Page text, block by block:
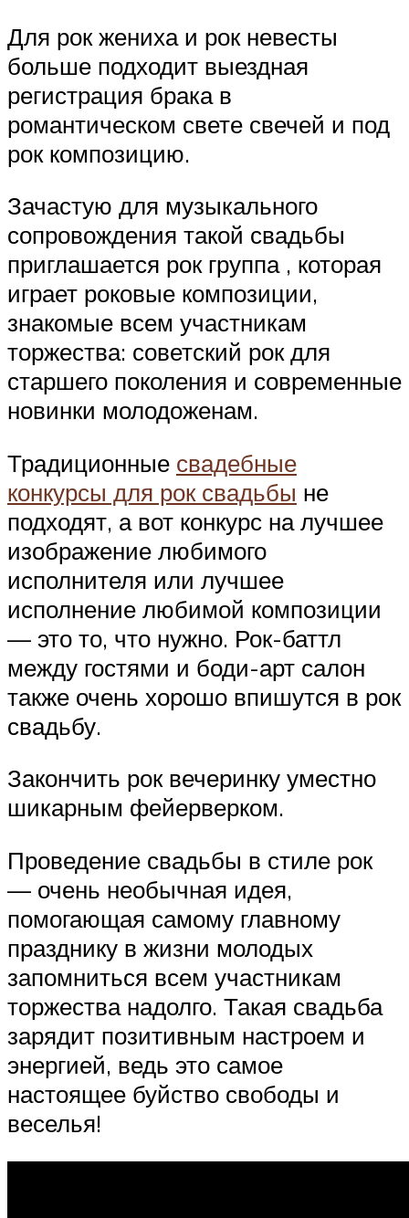
Для рок жениха и рок невесты
больше подходит выездная
регистрация брака в
романтическом свете свечей и под
рок композицию.
Зачастую для музыкального
сопровождения такой свадьбы
приглашается рок группа , которая
играет роковые композиции,
знакомые всем участникам
торжества: советский рок для
старшего поколения и современные
новинки молодоженам.
Традиционные свадебные
конкурсы для рок свадьбы не
подходят, а вот конкурс на лучшее
изображение любимого
исполнителя или лучшее
исполнение любимой композиции
— это то, что нужно. Рок-баттл
между гостями и боди-арт салон
также очень хорошо впишутся в рок
свадьбу.
Закончить рок вечеринку уместно
шикарным фейерверком.
Проведение свадьбы в стиле рок
— очень необычная идея,
помогающая самому главному
празднику в жизни молодых
запомниться всем участникам
торжества надолго. Такая свадьба
зарядит позитивным настроем и
энергией, ведь это самое
настоящее буйство свободы и
веселья!